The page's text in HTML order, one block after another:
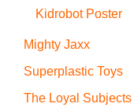
Kidrobot Poster
Mighty Jaxx
Superplastic Toys
The Loyal Subjects